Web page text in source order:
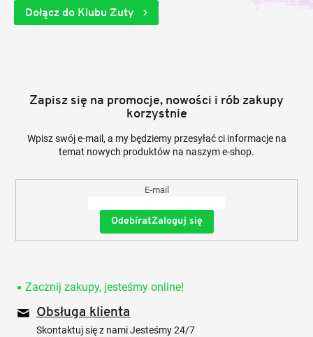
Dołącz do Klubu Zuty
Zapisz się na promocje, nowości i rób zakupy
korzystnie
Wpisz swój e-mail, a my będziemy przesyłać ci informacje na
temat nowych produktów na naszym e-shop.
E-mail
Zaloguj się
Zacznij zakupy, jesteśmy online!
Obsługa klienta
Skontaktuj się z nami Jesteśmy 24/7